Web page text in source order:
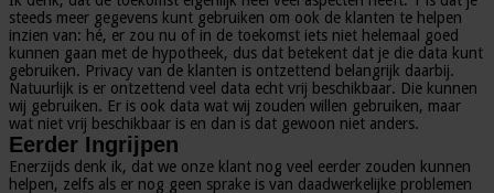
steeds meer gegevens kunt gebruiken om ook de klanten te helpen
inzien van: hé, er zou nu of in de toekomst iets niet helemaal goed
kunnen gaan met de hypotheek, dus dat betekent dat je die data kunt
gebruiken. Privacy van de klanten is ontzettend belangrijk daarbij.
Natuurlijk is er ontzettend veel data echt vrij beschikbaar. Die kunnen
wij gebruiken. Er is ook data wat wij zouden willen gebruiken, maar
wat niet vrij beschikbaar is en dan is dat gewoon niet anders.
Eerder Ingrijpen
Enerzijds denk ik, dat we onze klant nog veel eerder zouden kunnen
helpen, zelfs als er nog geen sprake is van daadwerkelijke problemen